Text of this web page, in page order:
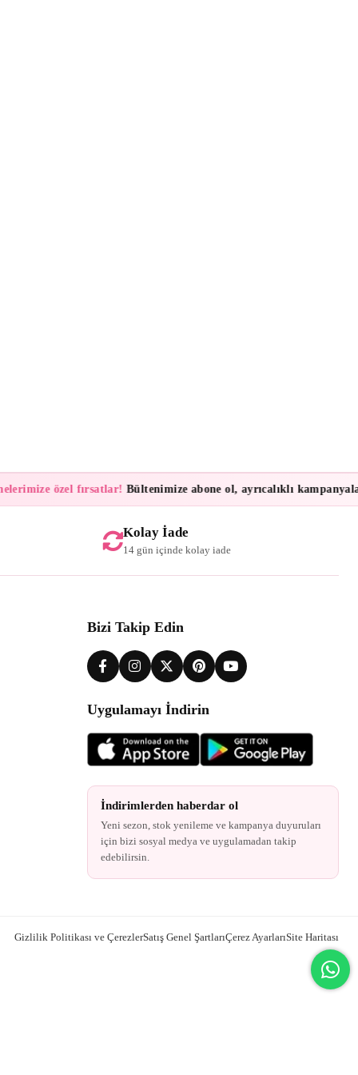
özel fırsatlar!Bültenimize abone ol, ayrıcalıklı
Kolay İade
14 gün içinde kolay iade
Bizi Takip Edin
Uygulamayı İndirin
İndirimlerden haberdar ol
Yeni sezon, stok yenileme ve kampanya duyuruları
için bizi sosyal medya ve uygulamadan takip
edebilirsin.
Gizlilik Politikası ve ÇerezlerSatış Genel ŞartlarıÇerez AyarlarıSite Haritası